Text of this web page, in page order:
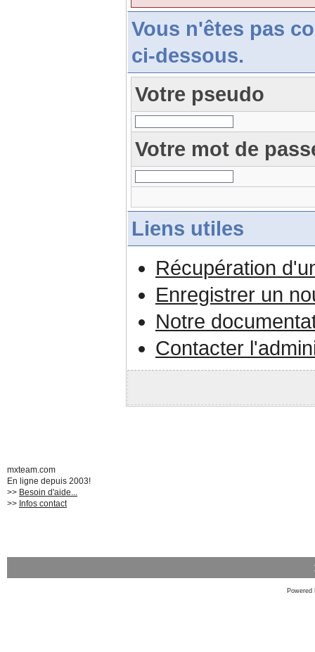
Vous n'êtes pas
ci-dessous.
Votre pseudo
Votre mot de
Liens utiles
Récupération
Enregistrer un
Notre
Contacter
mxteam.com
En ligne depuis 2003!
>> Besoin d'aide...
>> Infos contact